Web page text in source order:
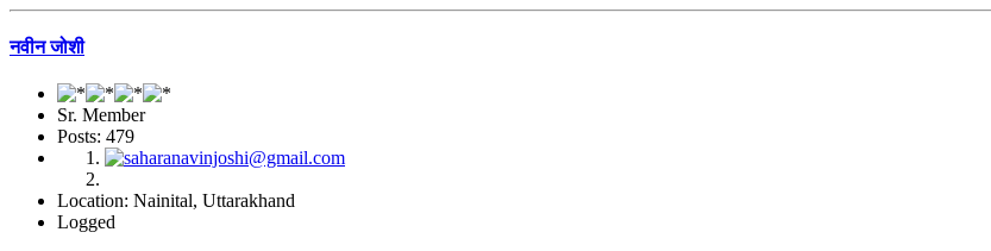
नवीन जोशी
Sr. Member
Posts: 479
Location: Nainital, Uttarakhand
Logged